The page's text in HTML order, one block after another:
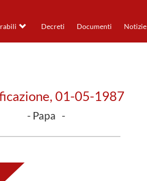
Decreti Documenti Notizie
01-05-1987
- Papa -